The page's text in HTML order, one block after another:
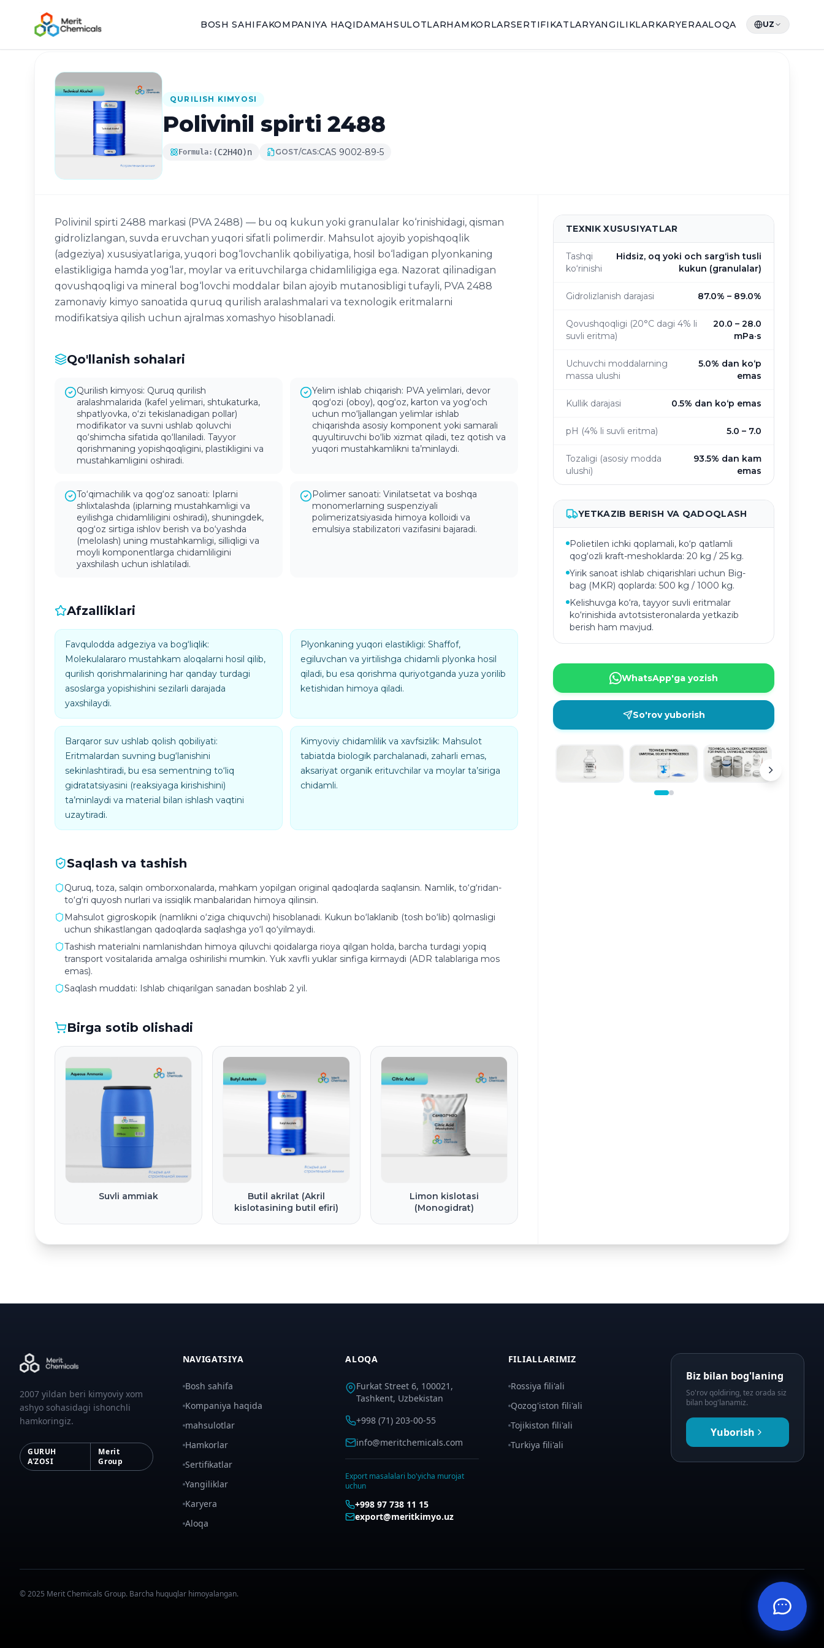
BOSH SAHIFAKOMPANIYA HAQIDAMAHSULOTLARHAMKORLARSERTIFIKATLARYANGILIKLARKARYERAALOQA UZ
Katalogga qaytish
QURILISH KIMYOSI
Polivinil spirti 2488
Formula: (C2H4O)n GOST/CAS:CAS 9002-89-5
Polivinil spirti 2488 markasi (PVA 2488) — bu oq kukun yoki granulalar ko‘rinishidagi, qisman
gidrolizlangan, suvda eruvchan yuqori sifatli polimerdir. Mahsulot ajoyib yopishqoqlik
(adgeziya) xususiyatlariga, yuqori bog‘lovchanlik qobiliyatiga, hosil bo‘ladigan plyonkaning
elastikligiga hamda yog‘lar, moylar va erituvchilarga chidamliligiga ega. Nazorat qilinadigan
qovushqoqligi va mineral bog‘lovchi moddalar bilan ajoyib mutanosibligi tufayli, PVA 2488
zamonaviy kimyo sanoatida quruq qurilish aralashmalari va texnologik eritmalarni
modifikatsiya qilish uchun ajralmas xomashyo hisoblanadi.
Qo'llanish sohalari
Qurilish kimyosi: Quruq qurilish
aralashmalarida (kafel yelimari, shtukaturka,
shpatlyovka, o‘zi tekislanadigan pollar)
modifikator va suvni ushlab qoluvchi
qo‘shimcha sifatida qo‘llaniladi. Tayyor
qorishmaning yopishqoqligini, plastikligini va
mustahkamligini oshiradi.
Yelim ishlab chiqarish: PVA yelimlari, devor
qog‘ozi (oboy), qog‘oz, karton va yog‘och
uchun mo‘ljallangan yelimlar ishlab
chiqarishda asosiy komponent yoki samarali
quyultiruvchi bo‘lib xizmat qiladi, tez qotish va
yuqori mustahkamlikni ta’minlaydi.
To‘qimachilik va qog‘oz sanoati: Iplarni
shlixtalashda (iplarning mustahkamligi va
eyilishga chidamliligini oshiradi), shuningdek,
qog‘oz sirtiga ishlov berish va bo‘yashda
(melolash) uning mustahkamligi, silliqligi va
moyli komponentlarga chidamliligini
yaxshilash uchun ishlatiladi.
Polimer sanoati: Vinilatsetat va boshqa
monomerlarning suspenziyali
polimerizatsiyasida himoya kolloidi va
emulsiya stabilizatori vazifasini bajaradi.
Afzalliklari
Favqulodda adgeziya va bog‘liqlik:
Molekulalararo mustahkam aloqalarni hosil qilib,
qurilish qorishmalarining har qanday turdagi
asoslarga yopishishini sezilarli darajada
yaxshilaydi.
Plyonkaning yuqori elastikligi: Shaffof,
egiluvchan va yirtilishga chidamli plyonka hosil
qiladi, bu esa qorishma quriyotganda yuza yorilib
ketishidan himoya qiladi.
Barqaror suv ushlab qolish qobiliyati:
Eritmalardan suvning bug‘lanishini
sekinlashtiradi, bu esa sementning to‘liq
gidratatsiyasini (reaksiyaga kirishishini)
ta’minlaydi va material bilan ishlash vaqtini
uzaytiradi.
Kimyoviy chidamlilik va xavfsizlik: Mahsulot
tabiatda biologik parchalanadi, zaharli emas,
aksariyat organik erituvchilar va moylar ta’siriga
chidamli.
Saqlash va tashish
Quruq, toza, salqin omborxonalarda, mahkam yopilgan original qadoqlarda saqlansin. Namlik, to‘g‘ridan-
to‘g‘ri quyosh nurlari va issiqlik manbalaridan himoya qilinsin.
Mahsulot gigroskopik (namlikni o‘ziga chiquvchi) hisoblanadi. Kukun bo‘laklanib (tosh bo‘lib) qolmasligi
uchun shikastlangan qadoqlarda saqlashga yo‘l qo‘yilmaydi.
Tashish materialni namlanishdan himoya qiluvchi qoidalarga rioya qilgan holda, barcha turdagi yopiq
transport vositalarida amalga oshirilishi mumkin. Yuk xavfli yuklar sinfiga kirmaydi (ADR talablariga mos
emas).
Saqlash muddati: Ishlab chiqarilgan sanadan boshlab 2 yil.
Birga sotib olishadi
Suvli ammiak
Butil akrilat (Akril
kislotasining butil efiri)
Limon kislotasi
(Monogidrat)
TEXNIK XUSUSIYATLAR
Tashqi
ko‘rinishi
Hidsiz, oq yoki och sarg‘ish tusli
kukun (granulalar)
Gidrolizlanish darajasi 87.0% – 89.0%
Qovushqoqligi (20°C dagi 4% li
suvli eritma)
20.0 – 28.0
mPa·s
Uchuvchi moddalarning
massa ulushi
5.0% dan ko‘p
emas
Kullik darajasi 0.5% dan ko‘p emas
pH (4% li suvli eritma) 5.0 – 7.0
Tozaligi (asosiy modda
ulushi)
93.5% dan kam
emas
YETKAZIB BERISH VA QADOQLASH
Polietilen ichki qoplamali, ko‘p qatlamli
qog‘ozli kraft-meshoklarda: 20 kg / 25 kg.
Yirik sanoat ishlab chiqarishlari uchun Big-
bag (MKR) qoplarda: 500 kg / 1000 kg.
Kelishuvga ko‘ra, tayyor suvli eritmalar
ko‘rinishida avtotsisteronalarda yetkazib
berish ham mavjud.
WhatsApp'ga yozish
So'rov yuborish
2007 yildan beri kimyoviy xom
ashyo sohasidagi ishonchli
hamkoringiz.
GURUH
A'ZOSI
Merit
Group
NAVIGATSIYA
Bosh sahifa
Kompaniya haqida
mahsulotlar
Hamkorlar
Sertifikatlar
Yangiliklar
Karyera
Aloqa
ALOQA
Furkat Street 6, 100021,
Tashkent, Uzbekistan
+998 (71) 203-00-55
info@meritchemicals.com
Export masalalari bo'yicha murojat
uchun
+998 97 738 11 15
export@meritkimyo.uz
FILIALLARIMIZ
Rossiya fili'ali
Qozog'iston fili'ali
Tojikiston fili'ali
Turkiya fili'ali
Biz bilan bog'laning
So'rov qoldiring, tez orada siz
bilan bog'lanamiz.
Yuborish
© 2025 Merit Chemicals Group. Barcha huquqlar himoyalangan.